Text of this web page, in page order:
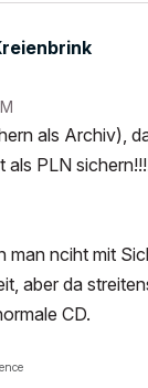
als Archiv),
als PLN
man nciht mit
aber da
CD.